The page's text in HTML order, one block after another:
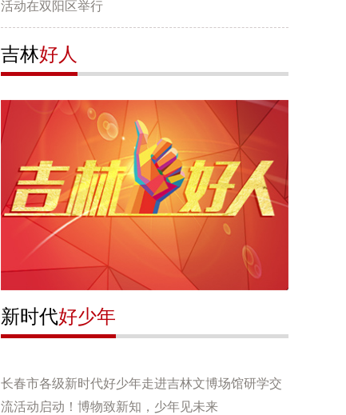
活动在双阳区举行
吉林好人
新时代好少年
长春市各级新时代好少年走进吉林文博场馆研学交
流活动启动！博物致新知，少年见未来